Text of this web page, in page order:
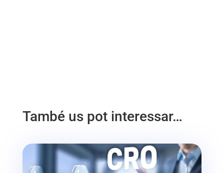
També us pot interessar…